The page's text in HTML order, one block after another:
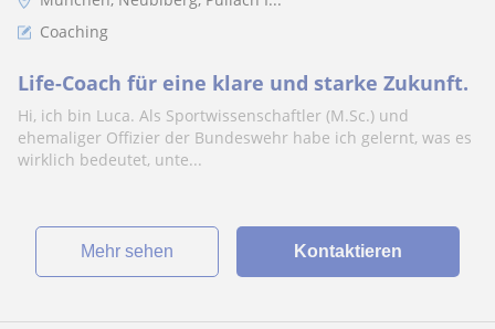
Coaching
Life-Coach für eine klare und starke Zukunft.
Hi, ich bin Luca. Als Sportwissenschaftler (M.Sc.) und
ehemaliger Offizier der Bundeswehr habe ich gelernt, was es
wirklich bedeutet, unte...
Mehr sehen Kontaktieren